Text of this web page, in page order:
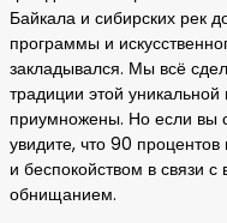
Байкала и сибирских рек
программы и
закладывался. Мы всё
традиции этой
приумножены. Но если вы
увидите, что 90
и беспокойством в связи
обнищанием.